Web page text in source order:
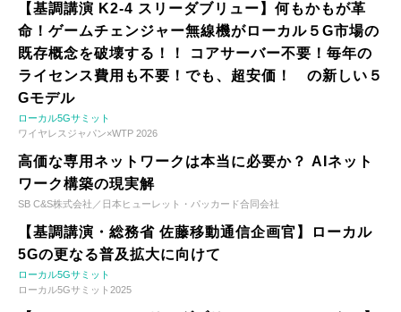
【基調講演 K2-4 スリーダブリュー】何もかもが革
命！ゲームチェンジャー無線機がローカル５G市場の
既存概念を破壊する！！ コアサーバー不要！毎年の
ライセンス費用も不要！でも、超安価！ の新しい５
Gモデル
ローカル5Gサミット
ワイヤレスジャパン×WTP 2026
高価な専用ネットワークは本当に必要か？ AIネット
ワーク構築の現実解
SB C&S株式会社／日本ヒューレット・パッカード合同会社
【基調講演・総務省 佐藤移動通信企画官】ローカル
5Gの更なる普及拡大に向けて
ローカル5Gサミット
ローカル5Gサミット2025